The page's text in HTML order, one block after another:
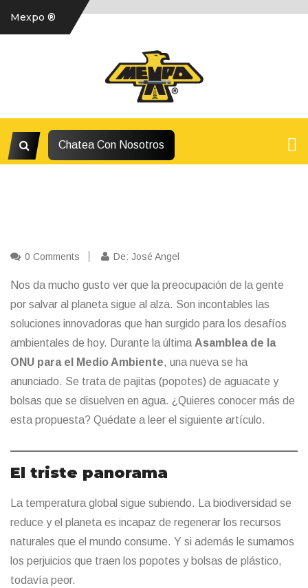
Mexpo ®
Chatea Con Nosotros
0 Comments De: José Angel
Nos da mucho gusto ver que la preocupación de la gente
por salvar al planeta sigue al alza. Son incontables las
soluciones innovadoras que han surgido para los desafíos
ambientales de hoy. Durante la última Asamblea de la
ONU para el Medio Ambiente, una nueva se ha
anunciado. Se trata de pajitas (popotes) de aguacate y
bolsas que se disuelven en agua. ¿Quieres conocer más de
esta propuesta? Quédate a leer el siguiente artículo.
El triste panorama
La temperatura global sigue subiendo. La biodiversidad se
reduce y el planeta es incapaz de regenerar los recursos
naturales que el mundo consume. Y si además le sumamos
los perjuicios que traen los popotes y bolsas de plástico,
todavía peor.